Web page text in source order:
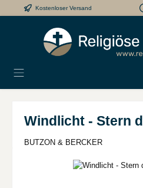
Zum Hauptinhalt springen
Kostenloser Versand
Windlicht - Stern
BUTZON & BERCKER
Bildergalerie überspringen